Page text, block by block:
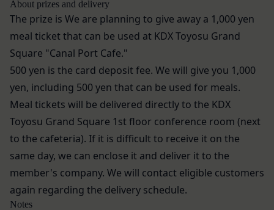
About prizes and delivery
The prize is We are planning to give away a 1,000 yen
meal ticket that can be used at KDX Toyosu Grand
Square "Canal Port Cafe."
500 yen is the card deposit fee. We will give you 1,000
yen, including 500 yen that can be used for meals.
Meal tickets will be delivered directly to the KDX
Toyosu Grand Square 1st floor conference room (next
to the cafeteria). If it is difficult to receive it on the
same day, we can enclose it and deliver it to the
member's company. We will contact eligible customers
again regarding the delivery schedule.
Notes
当社は、利用者情報の取扱いに関する運用状況を適
宜見直し、継続的な改善に努めるものとし、必要に
応じて、本ポリシーをお客様の事前の了承を得るこ
となく変更することがあります。変更後の本ポリシ
ーについては、当社が別途定める場合を除いて、当
社ウェブサイトでの公示後、すぐに効力が発生する
ものとします。但し、法令上お客様の同意が必要と
なるような内容の変更を行うときは、当社が定める
方法により、お客様の同意を取得するものとしま
す。
その他の注意事項
当社が提供するサービスは、当社が管理するサービ
ス以外のサービスへのリンクを含む場合があり、こ
本規約および法令に違反する行為、犯罪に結び
つく行為または公序良俗に反する行為
会員登録または登録内容の変更の際に虚偽の会
員情報を入力する行為
本サービスの運営を妨害するおそれのある行為
または本サービスに支障を生じさせるおそれの
ある行為
当社または第三者の財産権、プライバシー権、
著作権等の知的財産権、その他の権利または利
益を侵害する行為
当社または第三者を誹謗、中傷する行為
当社もしくは第三者に対して、迷惑、不利益ま
たは損害を与える行為